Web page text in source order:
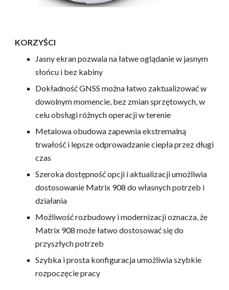
KORZYŚCI
Jasny ekran pozwala na łatwe oglądanie w jasnym
słońcu i bez kabiny
Dokładność GNSS można łatwo zaktualizować w
dowolnym momencie, bez zmian sprzętowych, w
celu obsługi różnych operacji w terenie
Metalowa obudowa zapewnia ekstremalną
trwałość i lepsze odprowadzanie ciepła przez długi
czas
Szeroka dostępność opcji i aktualizacji umożliwia
dostosowanie Matrix 908 do własnych potrzeb i
działania
Możliwość rozbudowy i modernizacji oznacza, że
Matrix 908 może łatwo dostosować się do
przyszłych potrzeb
Szybka i prosta konfiguracja umożliwia szybkie
rozpoczęcie pracy